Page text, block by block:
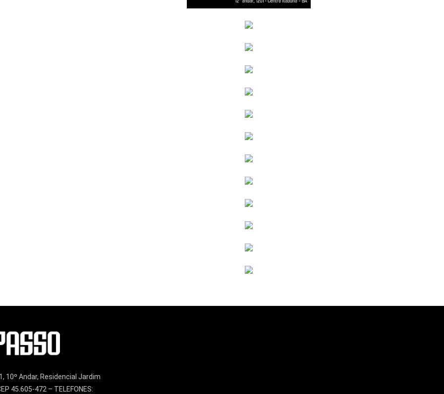
10º Andar, Residencial Jardim
45.605-472 – TELEFONES: